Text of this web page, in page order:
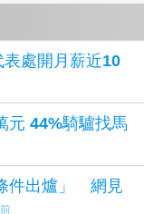
處開月薪近10
元 44%騎驢找馬
件出爐」 網見